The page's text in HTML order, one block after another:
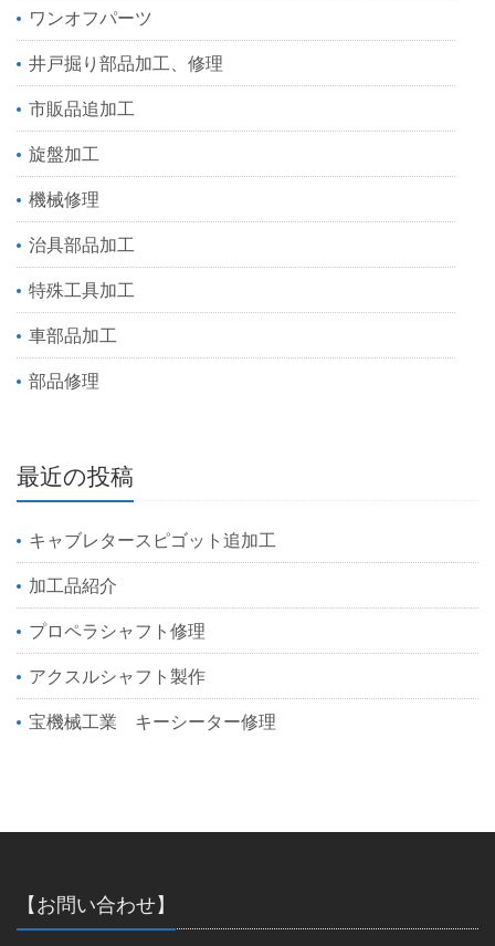
ワンオフパーツ
井戸掘り部品加工、修理
市販品追加工
旋盤加工
機械修理
治具部品加工
特殊工具加工
車部品加工
部品修理
最近の投稿
キャブレタースピゴット追加工
加工品紹介
プロペラシャフト修理
アクスルシャフト製作
宝機械工業 キーシーター修理
【お問い合わせ】